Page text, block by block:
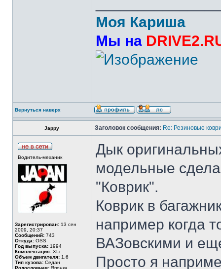
Моя Кариша
Мы на
Вернуться наверх
Jappy Заголовок сообщения: Re: Резиновые
Водитель-механик
Зарегистрирован: 13 сен
2009, 20:37
Сообщений: 743
Откуда: OSS
Год выпуска: 1994
Комплектация: XLi
Объем двигателя: 1.6
Тип кузова: Седан
Родословная: Японка
Дык
модельные
"Коврик".
Коврик в
например когда
ВАЗовскими и
Просто я